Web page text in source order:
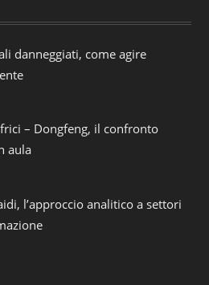
danneggiati, come agire
– Dongfeng, il confronto
aula
l’approccio analitico a settori